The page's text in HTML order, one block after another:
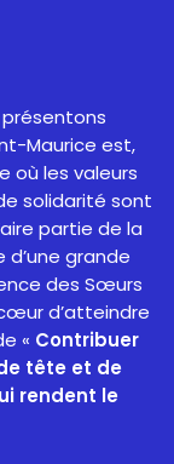
Maurice est,
où les valeurs
solidarité sont
partie de la
grande
des Sœurs
d’atteindre
« Contribuer
tête et de
rendent le